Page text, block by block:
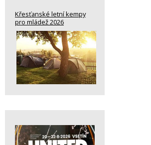
Křesťanské letní kempy
pro mládež 2026